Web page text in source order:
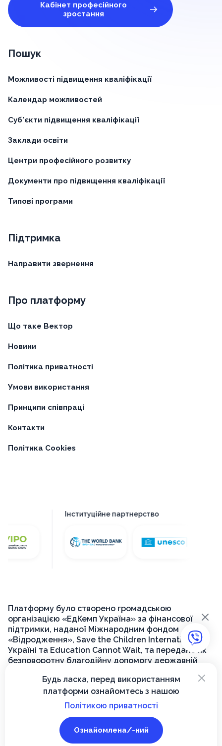
Кабінет професійного
зростання
Пошук
Можливості підвищення кваліфікації
Календар можливостей
Суб'єкти підвищення кваліфікації
Заклади освіти
Центри професійного розвитку
Документи про підвищення кваліфікації
Типові програми
Підтримка
Направити звернення
Про платформу
Що таке Вектор
Новини
Політика приватності
Умови використання
Принципи співпраці
Контакти
Політика Cookies
Інституційне партнерство
Платформу було створено громадською
організацією «ЕдКемп Україна» за фінансової
підтримки, наданої Міжнародним фондом
«Відродження», Save the Children International в
Україні та Education Cannot Wait, та передано як
безповоротну благодійну допомогу державній
для її подальшого функціонування на державному
© 2026, Вектор
×
Будь ласка, перед використанням
платформи ознайомтесь з нашою
Політикою приватності
Ознайомлена/-ний
×